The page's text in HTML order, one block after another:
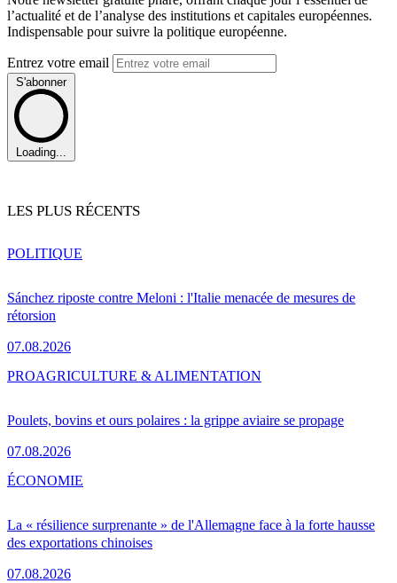
l’actualité et de l’analyse des institutions et capitales européennes.
Indispensable pour suivre la politique européenne.
Entrez votre email
S'abonner
Loading...
LES PLUS RÉCENTS
Sánchez riposte contre Meloni : l'Italie menacée de mesures de
rétorsion
07.08.2026
POLITIQUE
Poulets, bovins et ours polaires : la grippe aviaire se propage
07.08.2026
PROAGRICULTURE & ALIMENTATION
La « résilience surprenante » de l'Allemagne face à la forte hausse
des exportations chinoises
07.08.2026
ÉCONOMIE